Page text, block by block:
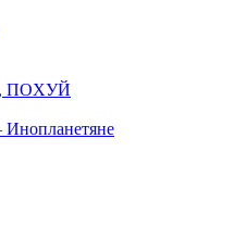
ПOXУЙ
Инoплaнeтянe